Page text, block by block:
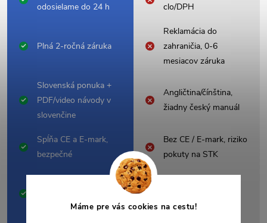
Máme pre vás cookies na cestu!
odosielame do 24 h
clo/DPH
Plná 2-ročná záruka
Reklamácia do
zahraničia, 0-6
mesiacov záruka
Slovenská ponuka +
PDF/video návody v
slovenčine
Angličtina/čínština,
žiadny český manuál
Spĺňa CE a E-mark,
bezpečné
Bez CE / E-mark, riziko
pokuty na STK
Modely vyrobené na
Univerzálne, často
konektor